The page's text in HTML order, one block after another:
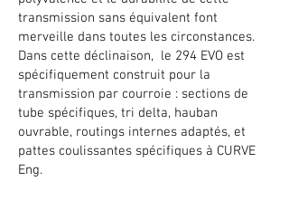
transmission sans équivalent font
merveille dans toutes les circonstances.
Dans cette déclinaison, le 294 EVO est
spécifiquement construit pour la
transmission par courroie : sections de
tube spécifiques, tri delta, hauban
ouvrable, routings internes adaptés, et
pattes coulissantes spécifiques à CURVE
Eng.